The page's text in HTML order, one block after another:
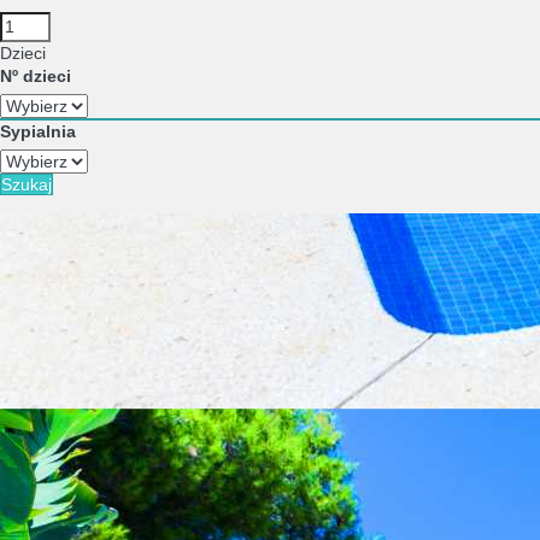
Dzieci
Nº dzieci
Sypialnia
Szukaj